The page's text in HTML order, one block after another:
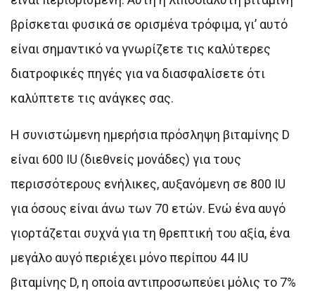
βρίσκεται φυσικά σε ορισμένα τρόφιμα, γι’ αυτό
είναι σημαντικό να γνωρίζετε τις καλύτερες
διατροφικές πηγές για να διασφαλίσετε ότι
καλύπτετε τις ανάγκες σας.
Η συνιστώμενη ημερήσια πρόσληψη βιταμίνης D
είναι 600 IU (διεθνείς μονάδες) για τους
περισσότερους ενήλικες, αυξανόμενη σε 800 IU
για όσους είναι άνω των 70 ετών. Ενώ ένα αυγό
γιορτάζεται συχνά για τη θρεπτική του αξία, ένα
μεγάλο αυγό περιέχει μόνο περίπου 44 IU
βιταμίνης D, η οποία αντιπροσωπεύει μόλις το 7%